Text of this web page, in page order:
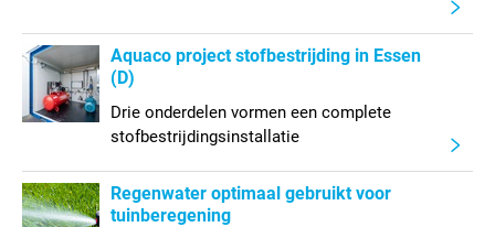
Aquaco project stofbestrijding in Essen
(D)
Drie onderdelen vormen een complete
stofbestrijdingsinstallatie
Regenwater optimaal gebruikt voor
tuinberegening